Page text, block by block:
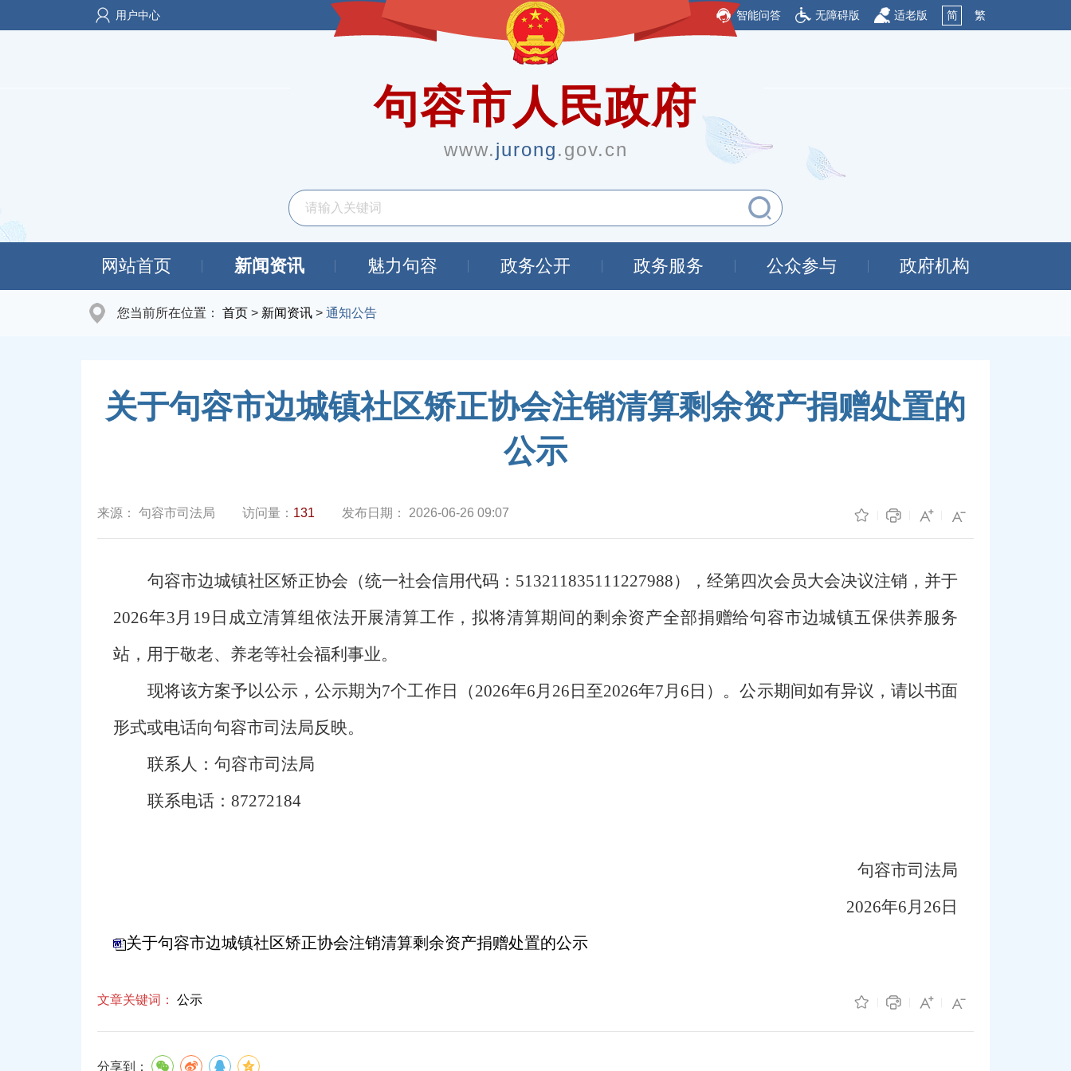
用户中心 智能问答 无障碍版 适老版 简 繁
句容市人民政府
www.jurong.gov.cn
网站首页 新闻资讯 魅力句容 政务公开 政务服务 公众参与 政府机构
您当前所在位置： 首页 > 新闻资讯 > 通知公告
关于句容市边城镇社区矫正协会注销清算剩余资产捐赠处置的
公示
来源： 句容市司法局 访问量： 131 发布日期： 2026-06-26 09:07
句容市边城镇社区矫正协会（统一社会信用代码： 513211835111227988），经第四次会员大会决议注销，并于
2026年3月 19 日成立清算组依法开展清算工作，拟将清算期间的剩余资产全部捐赠给句容市边城镇五保供养服务
站，用于敬老、养老等社会福利事业。
现将该方案予以公示，公示期为7个工作日（2026年6月 26 日至2026年7月 6 日）。公示期间如有异议，请以书面
形式或电话向句容市司法局反映。
联系人：句容市司法局
联系电话： 87272184
句容市司法局
2026年6月 26 日
关于句容市边城镇社区矫正协会注销清算剩余资产捐赠处置的公示
文章关键词： 公示
分享到：